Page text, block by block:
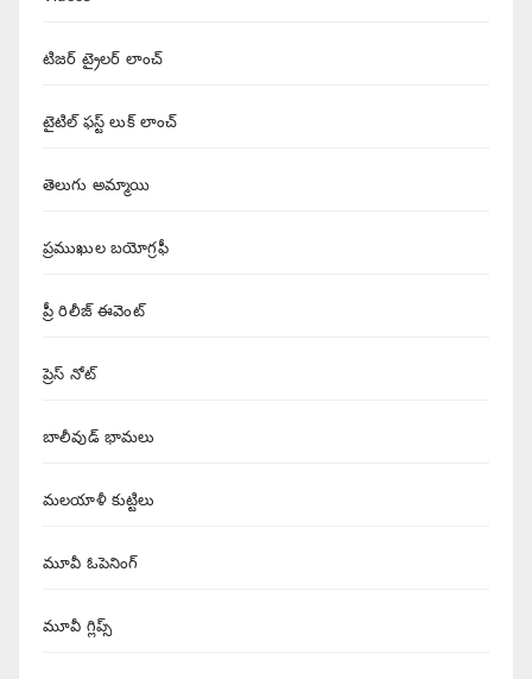
టిజర్ ట్రైలర్ లాంచ్
టైటిల్ ఫస్ట్ లుక్ లాంచ్
తెలుగు అమ్మాయి
ప్రముఖుల బయోగ్రఫీ
ప్రీ రిలీజ్ ఈవెంట్
ప్రెస్ నోట్
బాలీవుడ్ భామలు
మలయాళీ కుట్టిలు
మూవీ ఓపెనింగ్
మూవీ గ్లిప్స్